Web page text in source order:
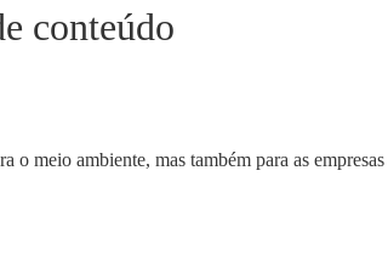
conteúdo
o meio ambiente, mas também para as